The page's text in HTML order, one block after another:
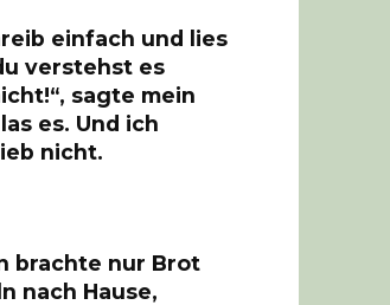
einfach und lies
verstehst es
sagte mein
es. Und ich
nicht.
brachte nur Brot
nach Hause,